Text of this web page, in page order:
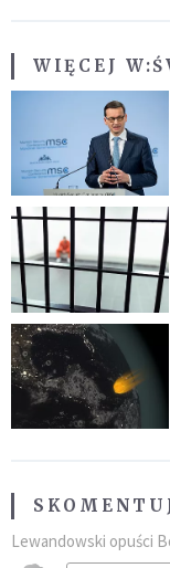
WIĘCEJ W:
Lewandowski opuści